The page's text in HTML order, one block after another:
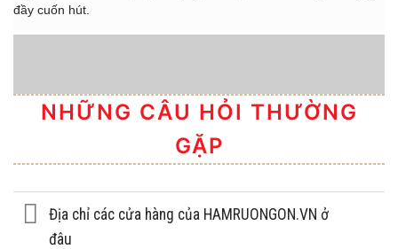
đầy cuốn hút.
NHỮNG CÂU HỎI THƯỜNG
GẶP
Địa chỉ các cửa hàng của HAMRUONGON.VN ở
đâu